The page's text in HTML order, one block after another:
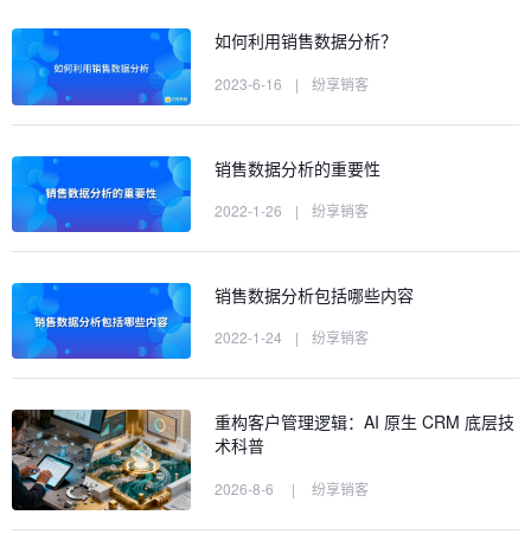
如何利用销售数据分析？
2023-6-16 | 纷享销客
销售数据分析的重要性
2022-1-26 | 纷享销客
销售数据分析包括哪些内容
2022-1-24 | 纷享销客
重构客户管理逻辑：AI 原生 CRM 底层技
术科普
2026-8-6 | 纷享销客